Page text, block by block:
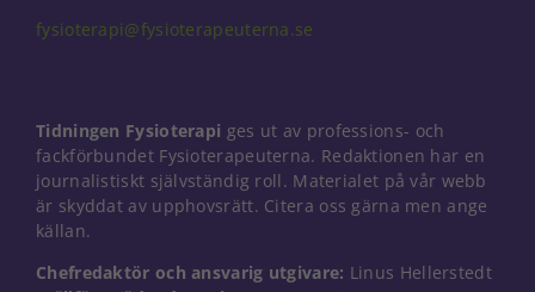
fysioterapi@fysioterapeuterna.se
Tidningen Fysioterapi ges ut av professions- och
fackförbundet Fysioterapeuterna. Redaktionen har en
journalistiskt självständig roll. Materialet på vår webb
är skyddat av upphovsrätt. Citera oss gärna men ange
källan.
Chefredaktör och ansvarig utgivare: Linus Hellerstedt
Dessa kakor
går inte att
välja bort. De
behövs för
att hemsidan
taget ska